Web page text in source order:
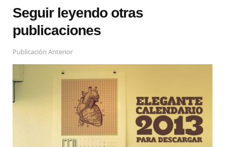
Seguir leyendo otras
publicaciones
Publicación Anterior